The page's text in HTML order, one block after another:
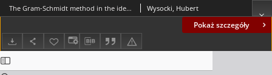
Pokaż szczegóły
The Gram-Schmidt method in the identification of a generalized control system Wysocki, Hubert